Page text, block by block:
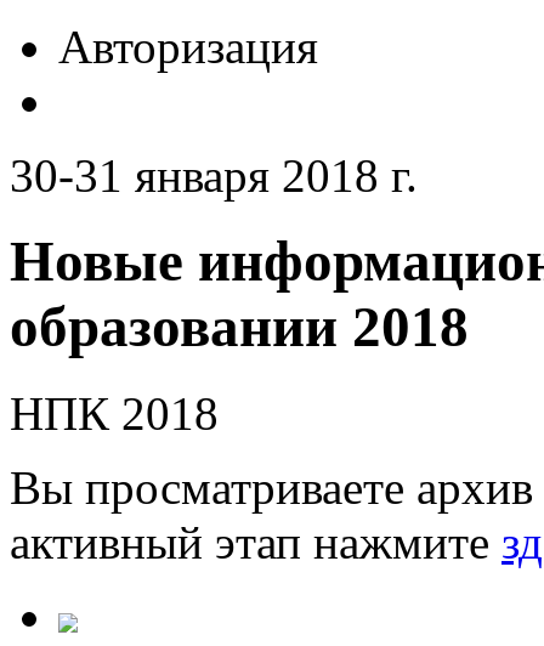
Авторизация
30-31 января 2018 г.
Новые
образовании 2018
НПК 2018
Вы просматриваете
активный этап нажмите